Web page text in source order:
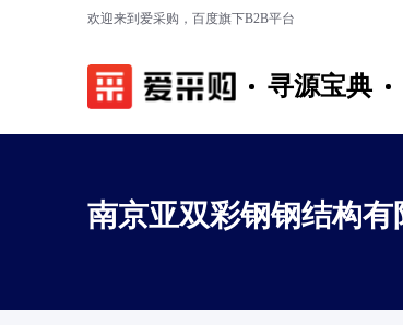
欢迎来到爱采购，百度旗下B2B平台
寻源宝典
南京亚双彩钢钢结构有